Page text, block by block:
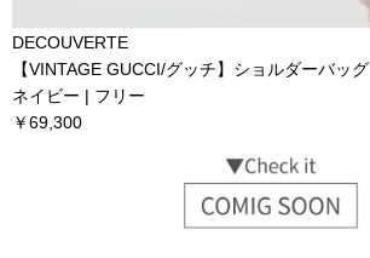
DECOUVERTE
【VINTAGE GUCCI/グッチ】ショルダーバッグ
ネイビー | フリー
￥69,300